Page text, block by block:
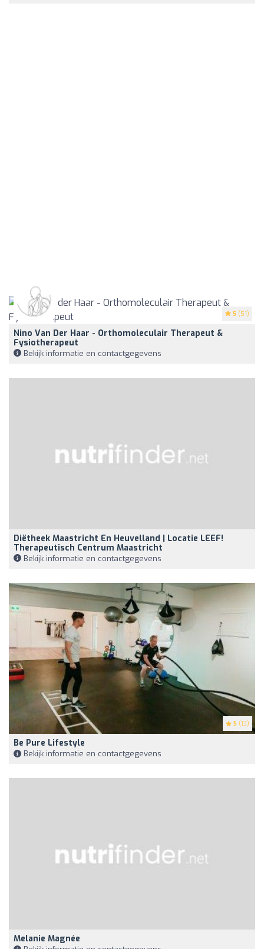
5 (51)
Nino Van Der Haar - Orthomoleculair Therapeut &
Fysiotherapeut
Bekijk informatie en contactgegevens
Diëtheek Maastricht En Heuvelland | Locatie LEEF!
Therapeutisch Centrum Maastricht
Bekijk informatie en contactgegevens
5 (13)
Be Pure Lifestyle
Bekijk informatie en contactgegevens
Melanie Magnée